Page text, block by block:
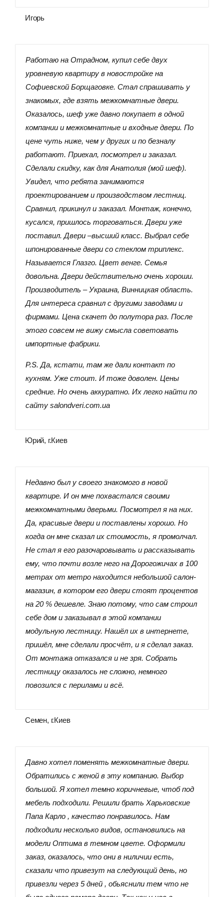
Игорь
Работаю на Отрадном, купил себе двух
уровневую квартиру в новостройке на
Софиевской Борщаговке. Стал спрашивать у
знакомых, где взять межкомнатные двери.
Оказалось, шеф уже давно покупает в одной
компании и межкомнатные и входные двери. По
цене чуть ниже, чем у других и по безналу
работают. Приехал, посмотрел и заказал.
Сделали скидку, как для Анатолия (мой шеф).
Увидел, что ребята занимаются
проектированием и производством лестниц.
Сравнил, прикинул и заказал. Монтаж, конечно,
кусался, пришлось торговаться. Двери уже
поставил. Двери –высший класс. Выбрал себе
шпонированные двери со стеклом триплекс.
Называется Глазго. Цвет венге. Семья
довольна. Двери действительно очень хороши.
Производитель – Украина, Винницкая область.
Для интереса сравнил с другими заводами и
фирмами. Цена скачет до полутора раз. После
этого совсем не вижу смысла советовать
импортные фабрики.
P.S. Да, кстати, там же дали контакт по
кухням. Уже стоит. И тоже доволен. Цены
средние. Но очень аккуратно. Их легко найти по
сайту salondveri.com.ua
Юрий, г.Киев
Недавно был у своего знакомого в новой
квартире. И он мне похвастался своими
межкомнатными дверьми. Посмотрел я на них.
Да, красивые двери и поставлены хорошо. Но
когда он мне сказал их стоимость, я промолчал.
Не стал я его разочаровывать и рассказывать
ему, что почти возле него на Дорогожичах в 100
метрах от метро находится небольшой салон-
магазин, в котором его двери стоят процентов
на 20 % дешевле. Знаю потому, что сам строил
себе дом и заказывал в этой компании
модульную лестницу. Нашёл их в интернете,
пришёл, мне сделали просчёт, и я сделал заказ.
От монтажа отказался и не зря. Собрать
лестницу оказалось не сложно, немного
повозился с перилами и всё.
Семен, г.Киев
Давно хотел поменять межкомнатные двери.
Обратились с женой в эту компанию. Выбор
большой. Я хотел темно коричневые, чтоб под
мебель подходили. Решили брать Харьковские
Папа Карло , качество понравилось. Нам
подходили несколько видов, остановились на
модели Оптима в темном цвете. Оформили
заказ, оказалось, что они в ниличии есть,
сказали что привезут на следующий день, но
привезли через 5 дней , обьяснили тем что не